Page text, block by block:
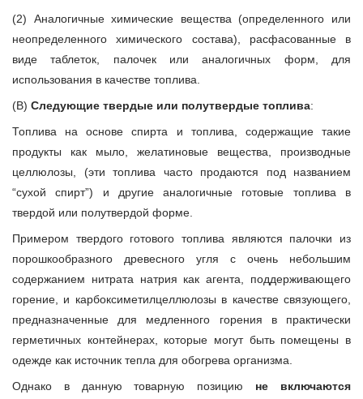
(2) Аналогичные химические вещества (определенного или
неопределенного химического состава), расфасованные в
виде таблеток, палочек или аналогичных форм, для
использования в качестве топлива.
(В) Следующие твердые или полутвердые топлива:
Топлива на основе спирта и топлива, содержащие такие
продукты как мыло, желатиновые вещества, производные
целлюлозы, (эти топлива часто продаются под названием
“сухой спирт”) и другие аналогичные готовые топлива в
твердой или полутвердой форме.
Примером твердого готового топлива являются палочки из
порошкообразного древесного угля с очень небольшим
содержанием нитрата натрия как агента, поддерживающего
горение, и карбоксиметилцеллюлозы в качестве связующего,
предназначенные для медленного горения в практически
герметичных контейнерах, которые могут быть помещены в
одежде как источник тепла для обогрева организма.
Однако в данную товарную позицию не включаются